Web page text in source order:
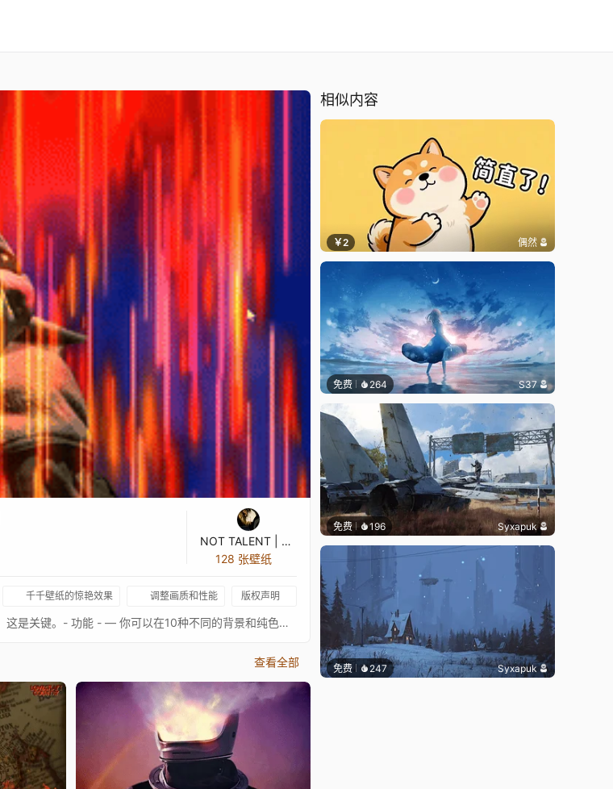
NOT TALENT | KirA
128 张壁纸
千千壁纸的惊艳效果 调整画质和性能 版权声明
关于Grogu（又名Baby Yoda）放松心境的壁纸，思考他的原力。西斯还是绝地，这是关键。- 功能 - — 你可以在10种不同的背景和纯色或渐变色中选择 — 你可以设置背景模糊 — 你可以设置颜色粒子：青色代表绝地，红色代表西斯，或无 — 你还可以配置其他叠加效果 享受吧！音乐来自：https://www.youtube.com/watch?v=GJEb6jOM07sUNETE A NUESTRO DISCORD: [discord.gg]你可以支持我：[www.paypal.com]
查看全部
相似内容
￥2 偶然
免费 264 S37
免费 196 Syxapuk
免费 247 Syxapuk